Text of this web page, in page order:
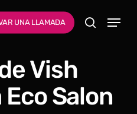
UNA LLAMADA busque en
Menú
Vish
Salon